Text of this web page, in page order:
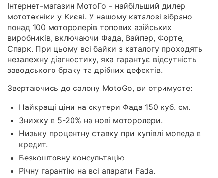
Інтернет-магазин МотоГо – найбільший дилер
мототехніки у Києві. У нашому каталозі зібрано
понад 100 моторолерів топових азійських
виробників, включаючи Фада, Вайпер, Форте,
Спарк. При цьому всі байки з каталогу проходять
незалежну діагностику, яка гарантує відсутність
заводського браку та дрібних дефектів.
Звертаючись до салону MotoGo, ви отримуєте:
Найкращі ціни на скутери Фада 150 куб. см.
Знижку в 5-20% на нові моторолери.
Низьку процентну ставку при купівлі мопеда в
кредит.
Безкоштовну консультацію.
Річну гарантію на всі апарати Fada.